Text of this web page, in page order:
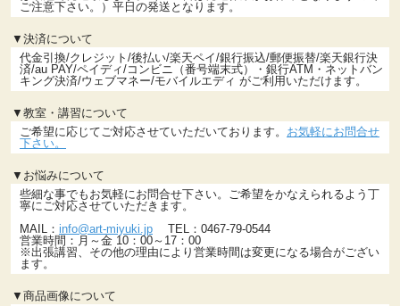
ご注意下さい。）平日の発送となります。
▼決済について
代金引換/クレジット/後払い/楽天ペイ/銀行振込/郵便振替/楽天銀行決
済/au PAY/ペイディ/コンビニ（番号端末式）・銀行ATM・ネットバン
キング決済/ウェブマネー/モバイルエディ がご利用いただけます。
▼教室・講習について
ご希望に応じてご対応させていただいております。 お気軽にお問合せ
下さい。
▼お悩みについて
些細な事でもお気軽にお問合せ下さい。ご希望をかなえられるよう丁
寧にご対応させていただきます。
MAIL： info@art-miyuki.jp TEL：0467-79-0544
営業時間：月～金 10：00～17：00
※出張講習、その他の理由により営業時間は変更になる場合がござい
ます。
▼商品画像について